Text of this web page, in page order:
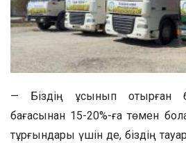
— Біздің ұсынып отырған
бағасынан 15-20%-ға төмен
тұрғындары үшін де, біздің